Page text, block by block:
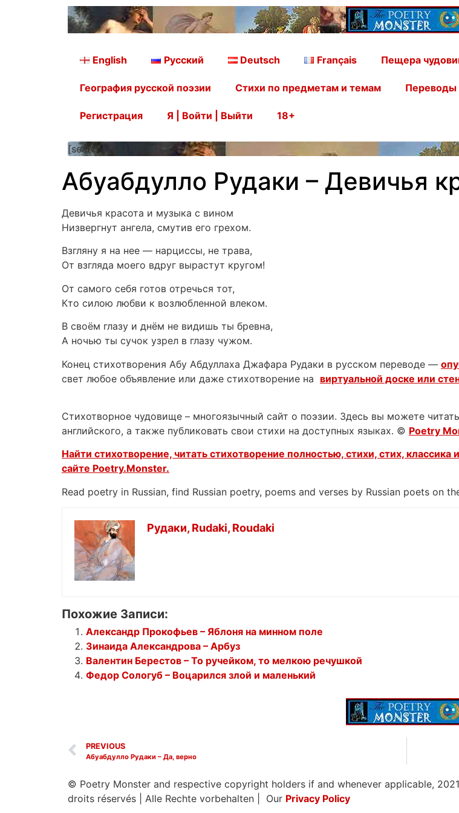
English Русский Deutsch Français Пещера
География русской поэзии Стихи по предметам и темам Переводы
Регистрация Я | Войти | Выйти 18+
[searchform]
Абуабдулло Рудаки – Девичья
Девичья красота и музыка с вином
Низвергнут ангела, смутив его грехом.
Взгляну я на нее — нарциссы, не трава,
От взгляда моего вдруг вырастут кругом!
От самого себя готов отречься тот,
Кто силою любви к возлюбленной влеком.
В своём глазу и днём не видишь ты бревна,
А ночью ты сучок узрел в глазу чужом.
Конец стихотворения Абу Абдуллаха Джафара Рудаки в русском переводе —
свет любое объявление или даже стихотворение на виртуальной доске или
Стихотворное чудовище – многоязычный сайт о поэзии. Здесь вы можете
английского, а также публиковать свои стихи на доступных языках. © Poetry
Найти стихотворение, читать стихотворение полностью, стихи, стих,
сайте Poetry.Monster.
Read poetry in Russian, find Russian poetry, poems and verses by Russian poets on
Рудаки, Rudaki, Roudaki
Похожие Записи:
Александр Прокофьев – Яблоня на минном поле
Зинаида Александрова – Арбуз
Валентин Берестов – То ручейком, то мелкою речушкой
Федор Сологуб – Воцарился злой и маленький
PREVIOUS
Абуабдулло Рудаки – Да, верно
© Poetry Monster and respective copyright holders if and whenever applicable,
droits réservés
Alle Rechte vorbehalten | Our Privacy Policy